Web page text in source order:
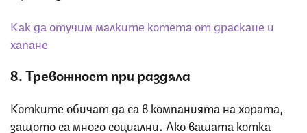
Как да отучим малките котета от драскане и
хапанe
8. Тревожност при раздяла
Котките обичат да са в компанията на хората,
защото са много социални. Ако вашата котка